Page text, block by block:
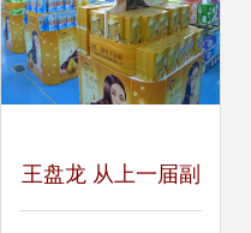
王盘龙 从上一届副